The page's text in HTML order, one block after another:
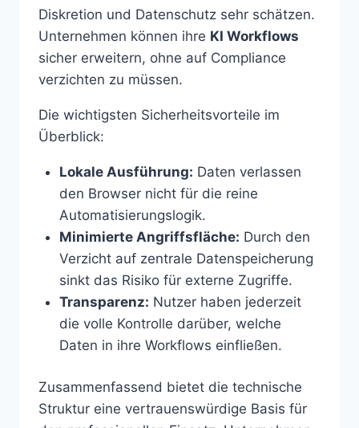
Diskretion und Datenschutz sehr schätzen.
Unternehmen können ihre KI Workflows
sicher erweitern, ohne auf Compliance
verzichten zu müssen.
Die wichtigsten Sicherheitsvorteile im
Überblick:
Lokale Ausführung: Daten verlassen
den Browser nicht für die reine
Automatisierungslogik.
Minimierte Angriffsfläche: Durch den
Verzicht auf zentrale Datenspeicherung
sinkt das Risiko für externe Zugriffe.
Transparenz: Nutzer haben jederzeit
die volle Kontrolle darüber, welche
Daten in ihre Workflows einfließen.
Zusammenfassend bietet die technische
Struktur eine vertrauenswürdige Basis für